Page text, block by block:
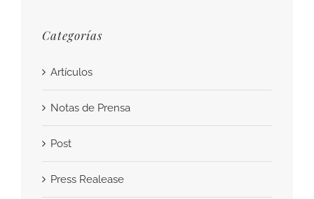
Categorías
Artículos
Notas de Prensa
Post
Press Realease